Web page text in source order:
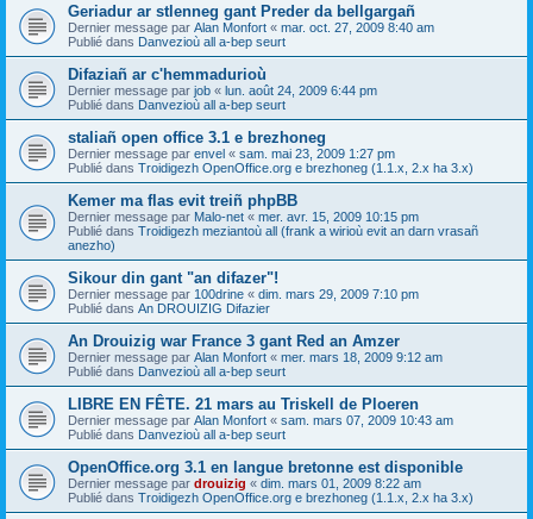
Geriadur ar stlenneg gant Preder da bellgargañ
Dernier message par Alan Monfort « mar. oct. 27, 2009 8:40 am
Publié dans Danvezioù all a-bep seurt
Difaziañ ar c'hemmadurioù
Dernier message par job « lun. août 24, 2009 6:44 pm
Publié dans Danvezioù all a-bep seurt
staliañ open office 3.1 e brezhoneg
Dernier message par envel « sam. mai 23, 2009 1:27 pm
Publié dans Troidigezh OpenOffice.org e brezhoneg (1.1.x, 2.x ha 3.x)
Kemer ma flas evit treiñ phpBB
Dernier message par Malo-net « mer. avr. 15, 2009 10:15 pm
Publié dans Troidigezh meziantoù all (frank a wirioù evit an darn vrasañ
anezho)
Sikour din gant "an difazer"!
Dernier message par 100drine « dim. mars 29, 2009 7:10 pm
Publié dans An DROUIZIG Difazier
An Drouizig war France 3 gant Red an Amzer
Dernier message par Alan Monfort « mer. mars 18, 2009 9:12 am
Publié dans Danvezioù all a-bep seurt
LIBRE EN FÊTE. 21 mars au Triskell de Ploeren
Dernier message par Alan Monfort « sam. mars 07, 2009 10:43 am
Publié dans Danvezioù all a-bep seurt
OpenOffice.org 3.1 en langue bretonne est disponible
Dernier message par drouizig « dim. mars 01, 2009 8:22 am
Publié dans Troidigezh OpenOffice.org e brezhoneg (1.1.x, 2.x ha 3.x)